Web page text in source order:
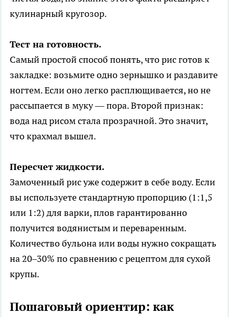
кулинарный кругозор.
Тест на готовность.
Самый простой способ понять, что рис готов к
закладке: возьмите одно зернышко и раздавите
ногтем. Если оно легко расплющивается, но не
рассыпается в муку — пора. Второй признак:
вода над рисом стала прозрачной. Это значит,
что крахмал вышел.
Пересчет жидкости.
Замоченный рис уже содержит в себе воду. Если
вы используете стандартную пропорцию (1:1,5
или 1:2) для варки, плов гарантированно
получится водянистым и переваренным.
Количество бульона или воды нужно сокращать
на 20–30% по сравнению с рецептом для сухой
крупы.
Пошаговый ориентир: как